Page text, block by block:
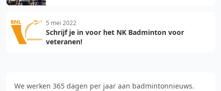
5 mei 2022
Schrijf je in voor het NK Badminton voor
veteranen!
We werken 365 dagen per jaar aan badmintonnieuws.